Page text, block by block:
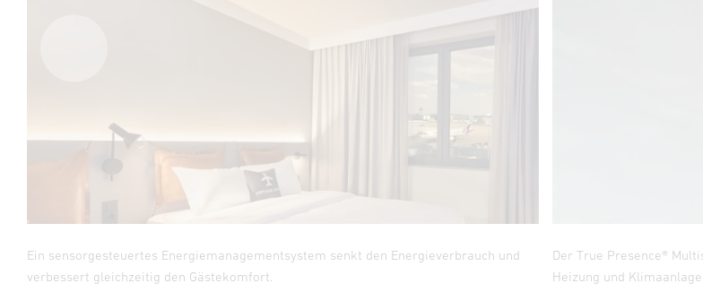
Ein sensorgesteuertes Energiemanagementsystem senkt den Energieverbrauch und
verbessert gleichzeitig den Gästekomfort.
Der True Presence®
Heizung und